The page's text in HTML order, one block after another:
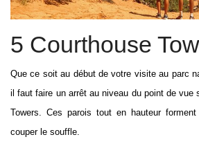
5 Courthouse
Que ce soit au début de votre visite au parc
il faut faire un arrêt au niveau du point de vue
Towers. Ces parois tout en hauteur
couper le souffle.